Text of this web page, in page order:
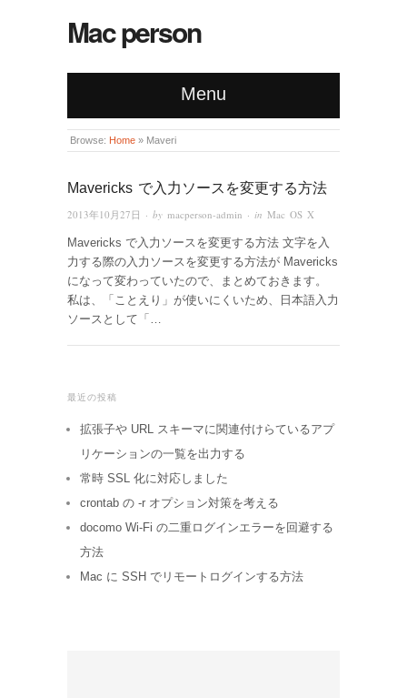
Mac person
Menu
Browse: Home » Maveri
Mavericks で入力ソースを変更する方法
2013年10月27日 · by macperson-admin · in Mac OS X
Mavericks で入力ソースを変更する方法 文字を入
力する際の入力ソースを変更する方法が Mavericks
になって変わっていたので、まとめておきます。
私は、「ことえり」が使いにくいため、日本語入力
ソースとして「…
最近の投稿
拡張子や URL スキーマに関連付けらているアプ
リケーションの一覧を出力する
常時 SSL 化に対応しました
crontab の -r オプション対策を考える
docomo Wi-Fi の二重ログインエラーを回避する
方法
Mac に SSH でリモートログインする方法